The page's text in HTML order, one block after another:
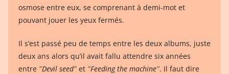
osmose entre eux, se comprenant à demi-mot et
pouvant jouer les yeux fermés.
Il s’est passé peu de temps entre les deux albums, juste
deux ans alors qu’il avait fallu attendre six années
entre ʺDevil seedʺ et ʺFeeding the machineʺ. Il faut dire